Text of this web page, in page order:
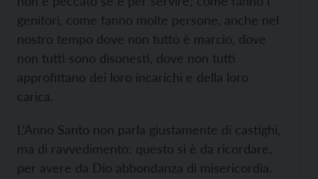
genitori, come fanno molte persone, anche nel
nostro tempo dove non tutto è marcio, dove
non tutti sono disonesti, dove non tutti
approfittano dei loro incarichi e della loro
carica.
L’Anno Santo non parla giustamente di castighi,
ma di ravvedimento: questo sì è da ricordare,
per avere da Dio abbondanza di misericordia.